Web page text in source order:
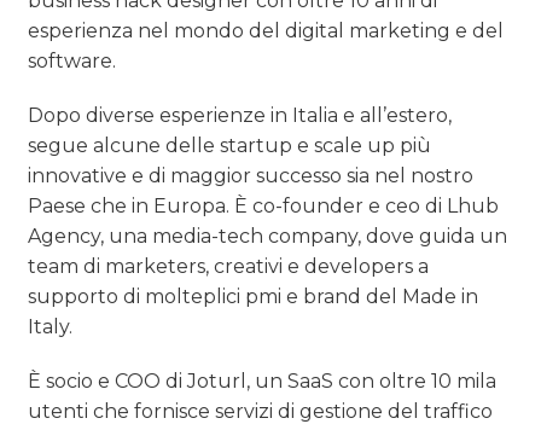
esperienza nel mondo del digital marketing e del
software.
Dopo diverse esperienze in Italia e all’estero,
segue alcune delle startup e scale up più
innovative e di maggior successo sia nel nostro
Paese che in Europa. È co-founder e ceo di Lhub
Agency, una media-tech company, dove guida un
team di marketers, creativi e developers a
supporto di molteplici pmi e brand del Made in
Italy.
È socio e COO di Joturl, un SaaS con oltre 10 mila
utenti che fornisce servizi di gestione del traffico